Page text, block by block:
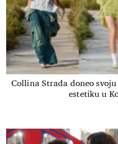
Collina Strada doneo
estetiku u